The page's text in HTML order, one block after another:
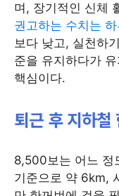
며, 장기적인 신체
권고하는 수치는
보다 낮고, 실천하
준을 유지하다가
핵심이다.
퇴근 후 지하철
8,500보는 어느 정
기준으로 약 6km,